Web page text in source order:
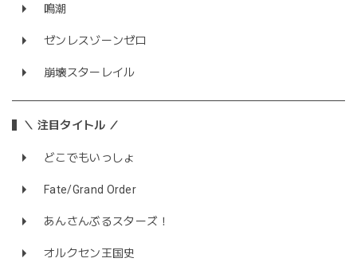
鳴潮
ゼンレスゾーンゼロ
崩壊スターレイル
＼ 注目タイトル ／
どこでもいっしょ
Fate/Grand Order
あんさんぶるスターズ！
オルクセン王国史